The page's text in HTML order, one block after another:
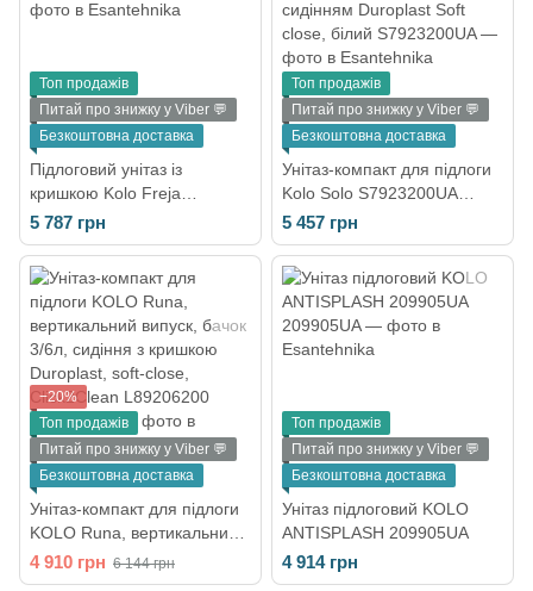
Топ продажів
Питай про знижку у Viber 💬
Безкоштовна доставка
Підлоговий унітаз із
кришкою Kolo Freja
(L79211000)
5 787 грн
Топ продажів
Питай про знижку у Viber 💬
Безкоштовна доставка
Унітаз-компакт для підлоги
Kolo Solo S7923200UA
косий випуск з сидінням
Duroplast Soft close, білий
5 457 грн
−20%
Топ продажів
Питай про знижку у Viber 💬
Безкоштовна доставка
Унітаз-компакт для підлоги
KOLO Runa, вертикальний
випуск, бачок 3/6л, сидіння
з кришкою Duroplast, soft-
4 910 грн 6 144 грн
Топ продажів
Питай про знижку у Viber 💬
Безкоштовна доставка
Унітаз підлоговий KOLO
ANTISPLASH 209905UA
4 914 грн